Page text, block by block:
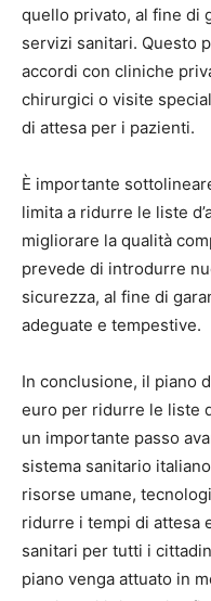
quello privato, al fine di
servizi sanitari. Questo
accordi con cliniche
chirurgici o visite
di attesa per i pazienti.
È importante
limita a ridurre le liste
migliorare la qualità
prevede di introdurre
sicurezza, al fine di
adeguate e tempestive.
In conclusione, il piano
euro per ridurre le liste
un importante passo
sistema sanitario
risorse umane,
ridurre i tempi di attesa
sanitari per tutti i
piano venga attuato in